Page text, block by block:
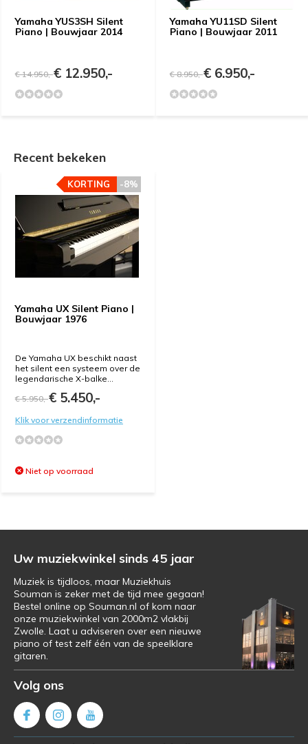
Yamaha YUS3SH Silent
Piano | Bouwjaar 2014
€ 14.950,-€ 12.950,-
Yamaha YU11SD Silent
Piano | Bouwjaar 2011
€ 8.950,-€ 6.950,-
Recent bekeken
Yamaha UX Silent Piano |
Bouwjaar 1976
-8%
KORTING
De Yamaha UX beschikt naast
het silent een systeem over de
legendarische X-balke...
€ 5.950,-€ 5.450,-
Klik voor verzendinformatie
Niet op voorraad
Uw muziekwinkel sinds 45 jaar
Muziek is tijdloos, maar Muziekhuis
Souman is zeker met de tijd mee gegaan!
Bestel online op Souman.nl of kom naar
onze muziekwinkel van 2000m2 vlakbij
Zwolle. Laat u adviseren over een nieuwe
piano of test zelf één van de speelklare
gitaren.
Volg ons